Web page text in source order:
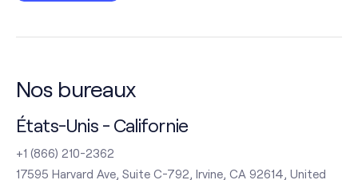
Nos bureaux
États-Unis - Californie
+1 (866) 210-2362
17595 Harvard Ave, Suite C-792, Irvine, CA 92614, United